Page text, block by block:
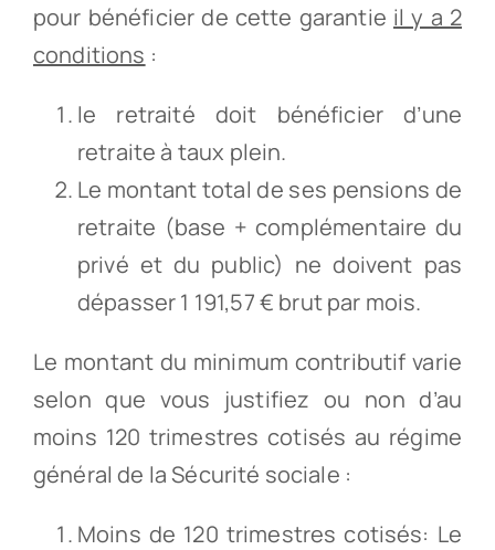
pour bénéficier de cette garantie il y a 2
conditions :
le retraité doit bénéficier d’une
retraite à taux plein.
Le montant total de ses pensions de
retraite (base + complémentaire du
privé et du public) ne doivent pas
dépasser 1 191,57 € brut par mois.
Le montant du minimum contributif varie
selon que vous justifiez ou non d’au
moins 120 trimestres cotisés au régime
général de la Sécurité sociale :
Moins de 120 trimestres cotisés: Le